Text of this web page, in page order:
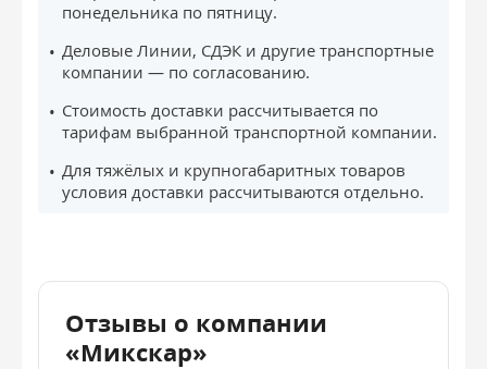
понедельника по пятницу.
Деловые Линии, СДЭК и другие транспортные
компании — по согласованию.
Стоимость доставки рассчитывается по
тарифам выбранной транспортной компании.
Для тяжёлых и крупногабаритных товаров
условия доставки рассчитываются отдельно.
Отзывы о компании
«Микскар»